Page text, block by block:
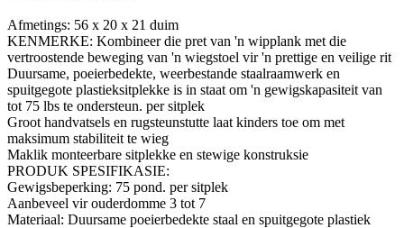
Afmetings: 56 x 20 x 21 duim
KENMERKE: Kombineer die pret van 'n wipplank met die
vertroostende beweging van 'n wiegstoel vir 'n prettige en veilige rit
Duursame, poeierbedekte, weerbestande staalraamwerk en
spuitgegote plastieksitplekke is in staat om 'n gewigskapasiteit van
tot 75 lbs te ondersteun. per sitplek
Groot handvatsels en rugsteunstutte laat kinders toe om met
maksimum stabiliteit te wieg
Maklik monteerbare sitplekke en stewige konstruksie
PRODUK SPESIFIKASIE:
Gewigsbeperking: 75 pond. per sitplek
Aanbeveel vir ouderdomme 3 tot 7
Materiaal: Duursame poeierbedekte staal en spuitgegote plastiek